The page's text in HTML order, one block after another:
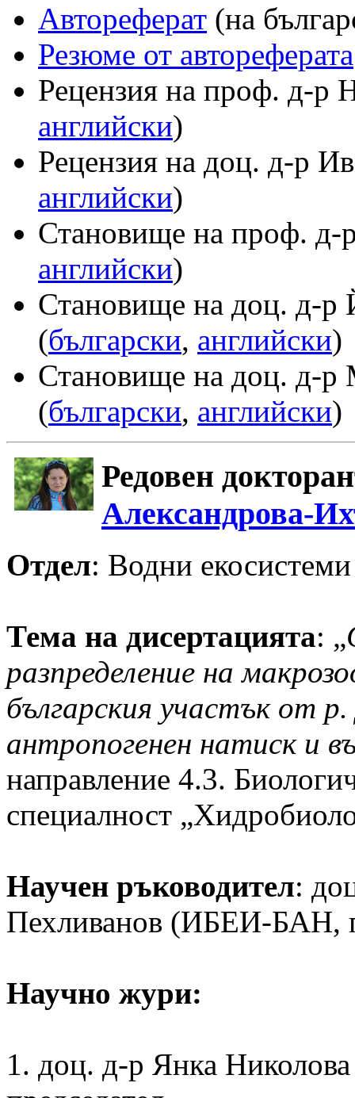
Автореферат (на
Резюме от автореферата
Рецензия на проф. д-р
английски)
Рецензия на доц. д-р
английски)
Становище на проф. д-
английски)
Становище на доц. д-р
(български, английски)
Становище на доц. д-р
(български, английски)
Редовен
Александрова-
Oтдел: Водни екосистеми
Тема на дисертацията: „
разпределение на
българския участък от
антропогенен натиск и
направление 4.3.
специалност
Научен ръководител:
Пехливанов (ИБЕИ-БАН,
Научно жури:
1. доц. д-р Янка